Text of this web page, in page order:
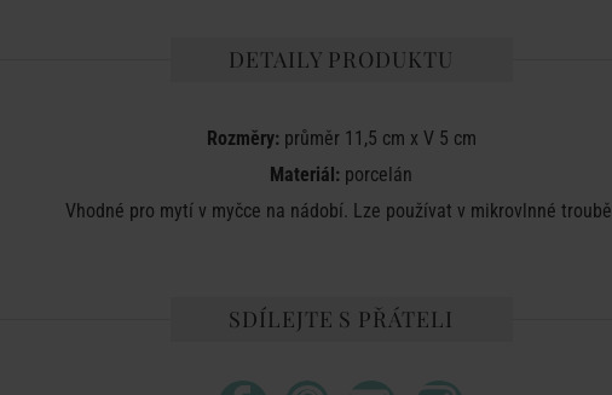
DETAILY PRODUKTU
Rozměry:průměr 11,5 cm x V 5 cm
Materiál: porcelán
Vhodné pro mytí v myčce na nádobí. Lze používat v mikrovlnné
SDÍLEJTE S PŘÁTELI